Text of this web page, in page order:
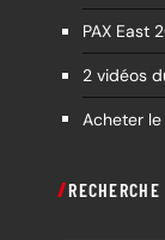
PAX East
2 vidéos
Acheter
RECHERCHE